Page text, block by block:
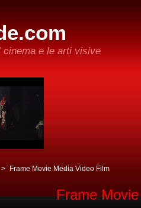
e le arti visive
> Frame Movie Media Video Film
Movie -